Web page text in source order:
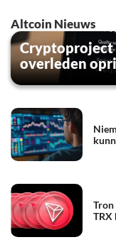
Altcoin Nieuws
Cryptoproject
overleden
TRX